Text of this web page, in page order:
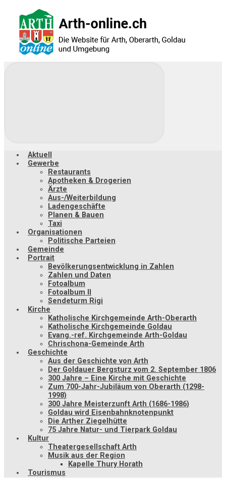
Hauptinhalt
springen
Aktuell
Gewerbe
Restaurants
Apotheken & Drogerien
Ärzte
Aus-/Weiterbildung
Ladengeschäfte
Planen & Bauen
Taxi
Organisationen
Politische Parteien
Gemeinde
Portrait
Bevölkerungsentwicklung in Zahlen
Zahlen und Daten
Fotoalbum
Fotoalbum II
Sendeturm Rigi
Kirche
Katholische Kirchgemeinde Arth-Oberarth
Katholische Kirchgemeinde Goldau
Evang.-ref. Kirchgemeinde Arth-Goldau
Chrischona-Gemeinde Arth
Geschichte
Aus der Geschichte von Arth
Der Goldauer Bergsturz vom 2. September 1806
300 Jahre – Eine Kirche mit Geschichte
Zum 700-Jahr-Jubiläum von Oberarth (1298-
1998)
300 Jahre Meisterzunft Arth (1686-1986)
Goldau wird Eisenbahnknotenpunkt
Die Arther Ziegelhütte
75 Jahre Natur- und Tierpark Goldau
Kultur
Theatergesellschaft Arth
Musik aus der Region
Kapelle Thury Horath
Tourismus